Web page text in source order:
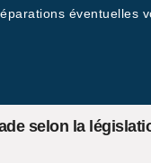
éventuelles
selon la